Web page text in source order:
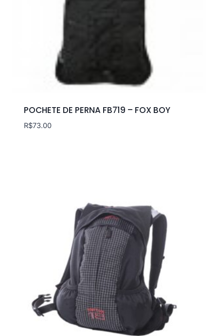
POCHETE DE PERNA FB719 – FOX BOY
R$73.00